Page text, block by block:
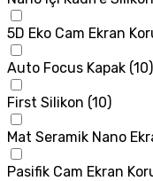
5D Eko Cam Ekran
Auto Focus Kapak (10)
First Silikon (10)
Mat Seramik Nano
Pasifik Cam Ekran